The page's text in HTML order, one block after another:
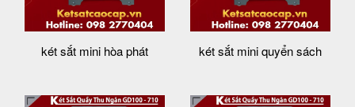
két sắt mini hòa phát két sắt mini quyển sách